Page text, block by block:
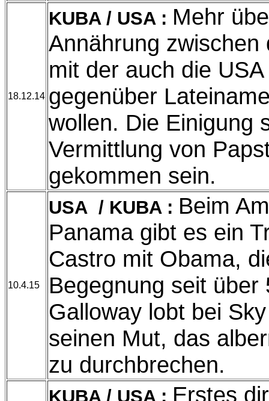
18.12.14
KUBA/ USA : Mehr
Annährung zwischen
mit der auch die
gegenüber
wollen. Die Einigung
Vermittlung von
gekommen sein.
10.4.15
USA / KUBA : Beim
Panama gibt es ein
Castro mit Obama,
Begegnung seit
Galloway lobt bei
seinen Mut, das
zu durchbrechen.
KUBA / USA : Erstes